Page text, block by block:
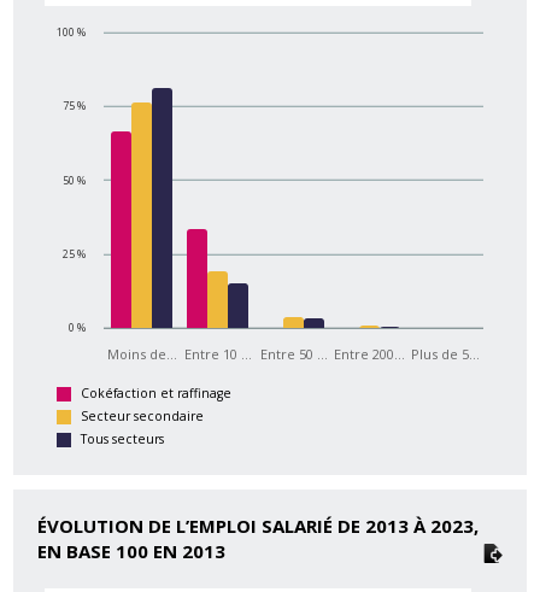
Moins de… Entre 10 … Entre 50 … Entre 200… Plus de 5…
0 %
25 %
50 %
75 %
100 %
Cokéfaction et raffinage
Secteur secondaire
Tous secteurs
ÉVOLUTION DE L’EMPLOI SALARIÉ DE 2013 À 2023,
EN BASE 100 EN 2013